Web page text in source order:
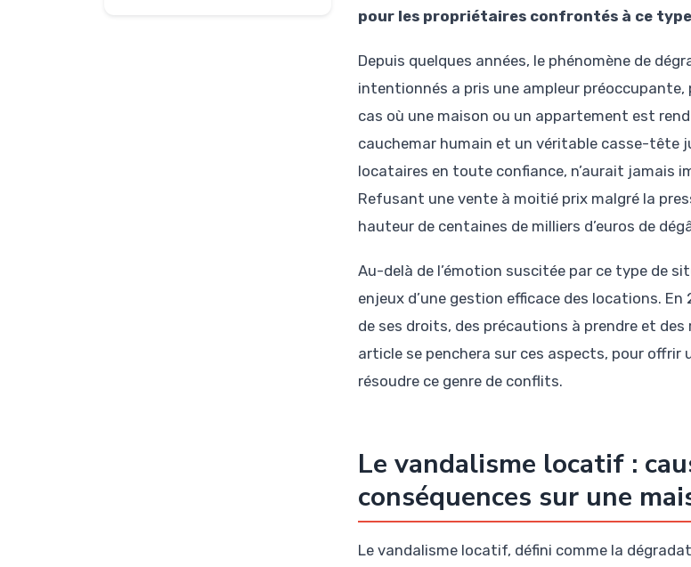
pour les propriétaires confrontés à ce
Depuis quelques années, le phénomène de
intentionnés a pris une ampleur
cas où une maison ou un appartement est
cauchemar humain et un véritable casse-tête
locataires en toute confiance, n’aurait jamais
Refusant une vente à moitié prix malgré la
hauteur de centaines de milliers d’euros de
Au-delà de l’émotion suscitée par ce type de
enjeux d’une gestion efficace des locations.
de ses droits, des précautions à prendre et
article se penchera sur ces aspects, pour
résoudre ce genre de conflits.
Le vandalisme locatif :
conséquences sur une
Le vandalisme locatif, défini comme la